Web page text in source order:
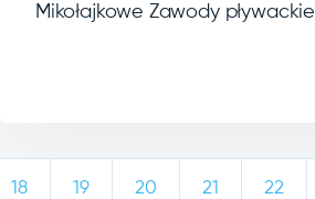
Mikołajkowe Zawody pływackie
18 19 20 21 22